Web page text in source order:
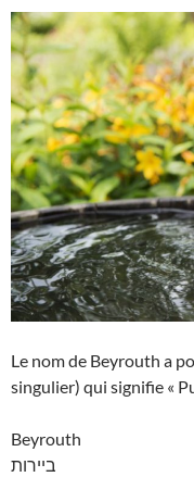
Le nom de Beyrouth a
singulier) qui signifie «
Beyrouth
ביירות